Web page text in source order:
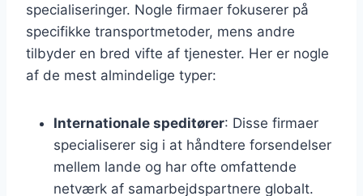
specialiseringer. Nogle firmaer fokuserer på
specifikke transportmetoder, mens andre
tilbyder en bred vifte af tjenester. Her er nogle
af de mest almindelige typer:
Internationale speditører: Disse firmaer
specialiserer sig i at håndtere forsendelser
mellem lande og har ofte omfattende
netværk af samarbejdspartnere globalt.